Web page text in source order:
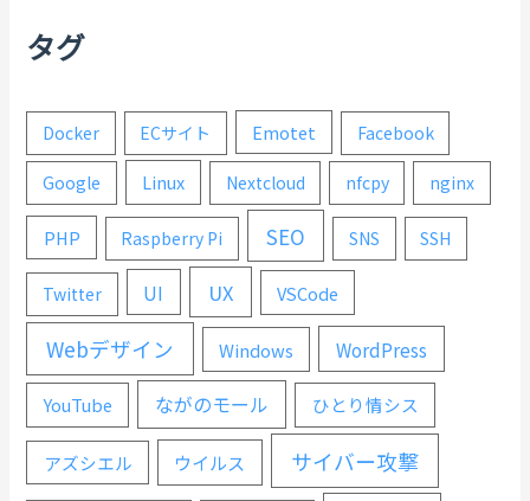
タグ
Docker ECサイト Emotet Facebook
Google Linux Nextcloud nfcpy nginx
PHP Raspberry Pi SEO SNS SSH
Twitter UI UX VSCode
Webデザイン Windows WordPress
YouTube ながのモール ひとり情シス
アズシエル ウイルス サイバー攻撃